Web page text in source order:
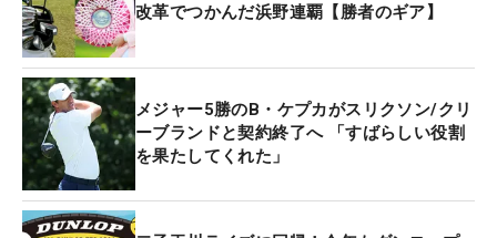
改革でつかんだ浜野連覇【勝者のギア】
メジャー5勝のB・ケプカがスリクソン/クリ
ーブランドと契約終了へ 「すばらしい役割
を果たしてくれた」